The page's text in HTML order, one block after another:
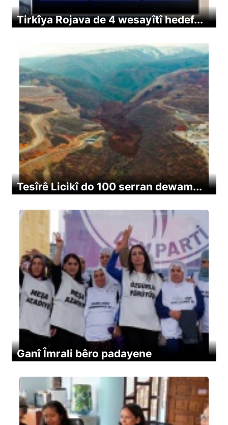
Tirkîya Rojava de 4 wesayîtî hedef...
Tesîrê Licikî do 100 serran dewam...
Ganî Îmrali bêro padayene